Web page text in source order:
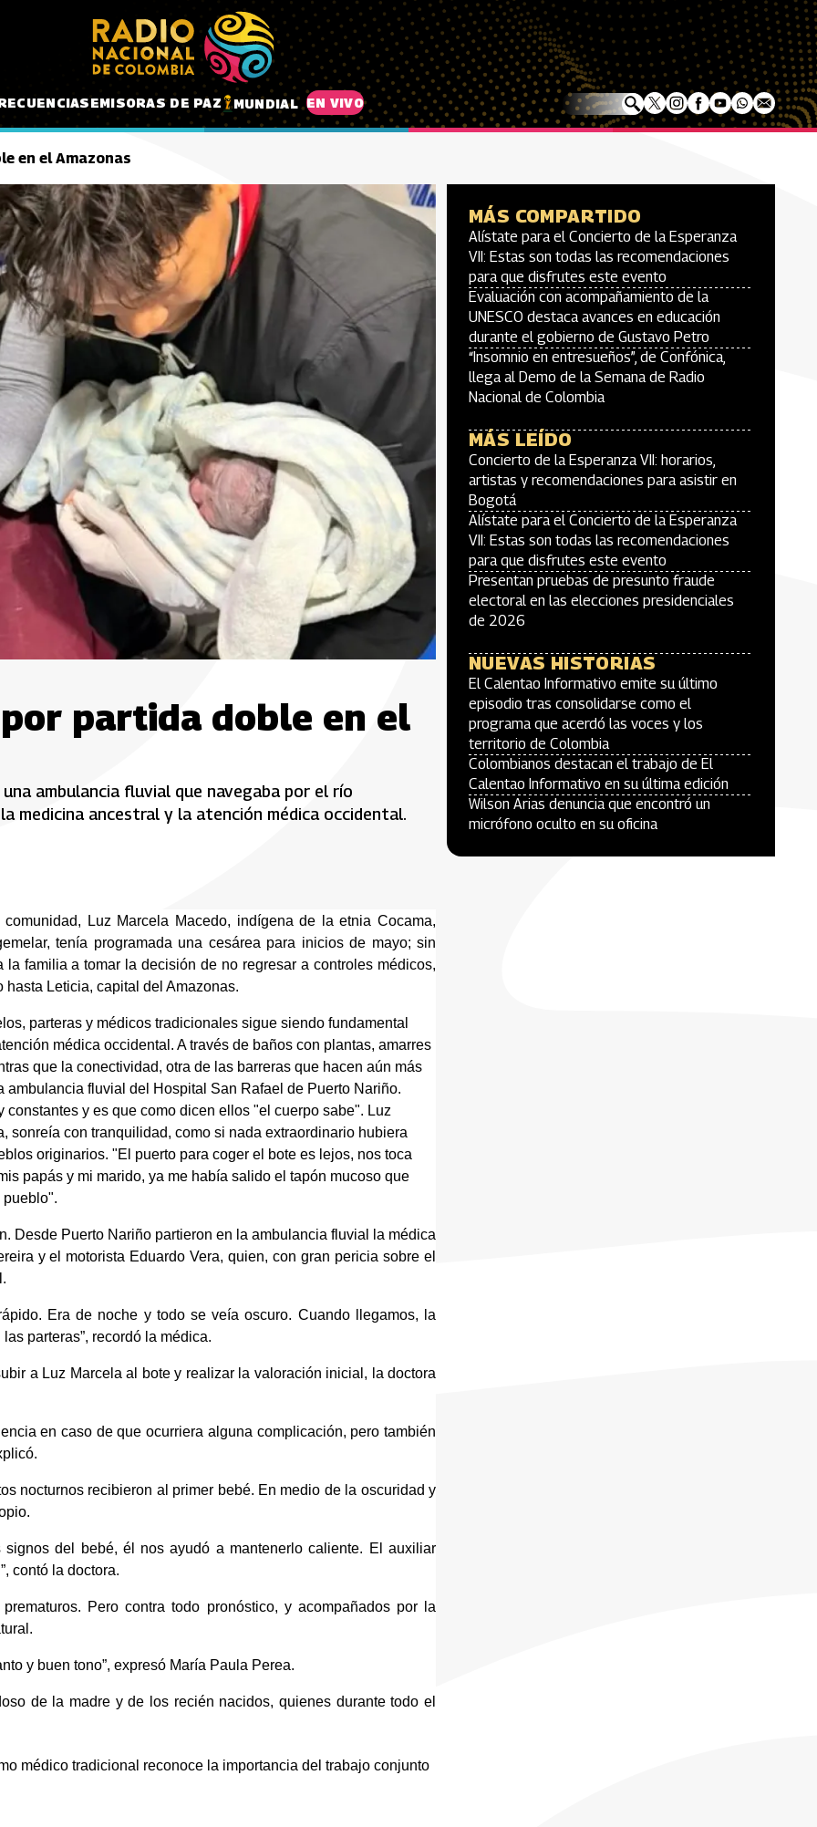
EMISORAS DE PAZ MUNDIAL EN VIVO
en el Amazonas
partida doble en el
ambulancia fluvial que navegaba por el río
medicina ancestral y la atención médica occidental.
Luz Marcela Macedo, indígena de la etnia Cocama,
tenía programada una cesárea para inicios de mayo; sin
familia a tomar la decisión de no regresar a controles médicos,
Leticia, capital del Amazonas.
parteras y médicos tradicionales sigue siendo fundamental
médica occidental. A través de baños con plantas, amarres
que la conectividad, otra de las barreras que hacen aún más
fluvial del Hospital San Rafael de Puerto Nariño.
y es que como dicen ellos "el cuerpo sabe". Luz
con tranquilidad, como si nada extraordinario hubiera
originarios. "El puerto para coger el bote es lejos, nos toca
papás y mi marido, ya me había salido el tapón mucoso que
pueblo".
Desde Puerto Nariño partieron en la ambulancia fluvial la médica
y el motorista Eduardo Vera, quien, con gran pericia sobre el
Era de noche y todo se veía oscuro. Cuando llegamos, la
parteras”, recordó la médica.
a Luz Marcela al bote y realizar la valoración inicial, la doctora
en caso de que ocurriera alguna complicación, pero también
nocturnos recibieron al primer bebé. En medio de la oscuridad y
del bebé, él nos ayudó a mantenerlo caliente. El auxiliar
contó la doctora.
Pero contra todo pronóstico, y acompañados por la
y buen tono”, expresó María Paula Perea.
de la madre y de los recién nacidos, quienes durante todo el
médico tradicional reconoce la importancia del trabajo conjunto
MÁS COMPARTIDO
Alístate para el Concierto de la Esperanza
VII: Estas son todas las recomendaciones
para que disfrutes este evento
Evaluación con acompañamiento de la
UNESCO destaca avances en educación
durante el gobierno de Gustavo Petro
“Insomnio en entresueños”, de Confónica,
llega al Demo de la Semana de Radio
Nacional de Colombia
MÁS LEÍDO
Concierto de la Esperanza VII: horarios,
artistas y recomendaciones para asistir en
Bogotá
Alístate para el Concierto de la Esperanza
VII: Estas son todas las recomendaciones
para que disfrutes este evento
Presentan pruebas de presunto fraude
electoral en las elecciones presidenciales
de 2026
NUEVAS HISTORIAS
El Calentao Informativo emite su último
episodio tras consolidarse como el
programa que acerdó las voces y los
territorio de Colombia
Colombianos destacan el trabajo de El
Calentao Informativo en su última edición
Wilson Arias denuncia que encontró un
micrófono oculto en su oficina